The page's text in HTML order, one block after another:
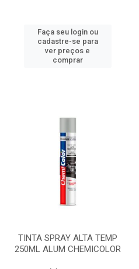
Faça seu login ou
cadastre-se para
ver preços e
comprar
TINTA SPRAY ALTA TEMP
250ML ALUM CHEMICOLOR